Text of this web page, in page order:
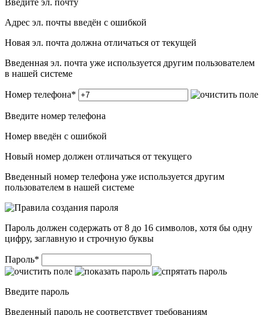
Введите эл. почту
Адрес эл. почты введён с ошибкой
Новая эл. почта должна отличаться от текущей
Введенная эл. почта уже используется другим пользователем
в нашей системе
Номер телефона*
Введите номер телефона
Номер введён c ошибкой
Новый номер должен отличаться от текущего
Введенный номер телефона уже используется другим
пользователем в нашей системе
Пароль должен содержать от 8 до 16 символов, хотя бы одну
цифру, заглавную и строчную буквы
Пароль*
Введите пароль
Введенный пароль не соответствует требованиям